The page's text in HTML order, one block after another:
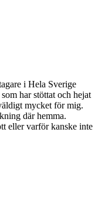
i Hela Sverige
har stöttat och hejat
mycket för mig.
där hemma.
eller varför kanske inte